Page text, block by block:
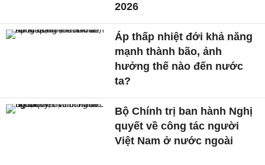
2026
Áp thấp nhiệt đới khả năng
mạnh thành bão, ảnh
hưởng thế nào đến nước
ta?
Bộ Chính trị ban hành Nghị
quyết về công tác người
Việt Nam ở nước ngoài